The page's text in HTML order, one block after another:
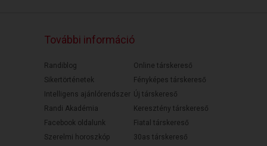
További információ
Randiblog
Sikertörténetek
Intelligens ajánlórendszer
Randi Akadémia
Facebook oldalunk
Szerelmi horoszkóp
Online társkereső
Fényképes társkereső
Új társkereső
Keresztény társkereső
Fiatal társkereső
30as társkereső